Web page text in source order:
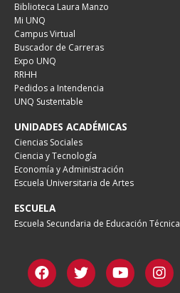
Biblioteca Laura Manzo
Mi UNQ
Campus Virtual
Buscador de Carreras
Expo UNQ
RRHH
Pedidos a Intendencia
UNQ Sustentable
UNIDADES ACADÉMICAS
Ciencias Sociales
Ciencia y Tecnología
Economía y Administración
Escuela Universitaria de Artes
ESCUELA
Escuela Secundaria de Educación Técnica